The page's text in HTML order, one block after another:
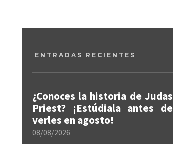
ENTRADAS RECIENTES
¿Conoces la historia de Judas
Priest? ¡Estúdiala antes de
verles en agosto!
08/08/2026